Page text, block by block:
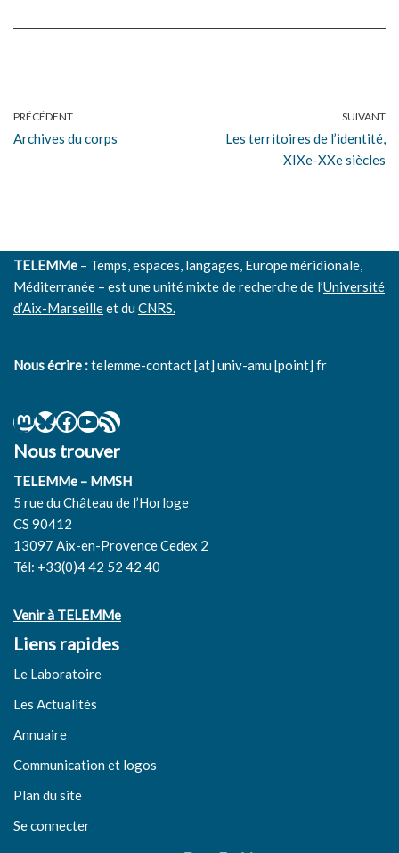
PRÉCÉDENT
Archives du corps
SUIVANT
Les territoires de l’identité,
XIXe-XXe siècles
TELEMMe – Temps, espaces, langages, Europe méridionale,
Méditerranée – est une unité mixte de recherche de l’Université
d’Aix-Marseilleet duCNRS.
Nous écrire :telemme-contact [at] univ-amu [point] fr
Nous trouver
TELEMMe – MMSH
5 rue du Château de l’Horloge
CS 90412
13097 Aix-en-Provence Cedex 2
Tél: +33(0)4 42 52 42 40
Venir à TELEMMe
Liens rapides
Le Laboratoire
Les Actualités
Annuaire
Communication et logos
Plan du site
Se connecter